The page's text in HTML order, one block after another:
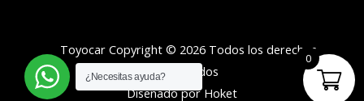
Toyocar Copyright © 2026 Todos los derechos
reservados
Diseñado por Hoket
¿Necesitas ayuda?
0